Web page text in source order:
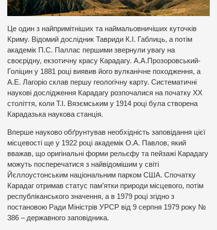
Це один з найпримітніших та наймальовничіших куточків
Криму. Відомий дослідник Тавриди К.І. Габлиць, а потім
академік П.С. Паллас першими звернули увагу на
своєрідну, екзотичну красу Карадагу. А.А.Прозоровський-
Голіцин у 1881 році виявив його вулканічне походження, а
А.Е. Лагоріо склав першу геологічну карту. Систематичні
наукові дослідження Карадагу розпочалися на початку ХХ
століття, коли Т.І. Вязємським у 1914 році була створена
Карадазька наукова станція.
Вперше науково обґрунтував необхідність заповідання цієї
місцевості ще у 1922 році академік О.А. Павлов, який
вважав, що оригінальні форми рельєфу та пейзажі Карадагу
можуть посперечатися з найвідомішим у світі
Йєллоустонським національним парком США. Спочатку
Карадаг отримав статус пам’ятки природи місцевого, потім
республіканського значення, а в 1979 році згідно з
постановою Ради Міністрів УРСР від 9 серпня 1979 року №
386 – державного заповідника.